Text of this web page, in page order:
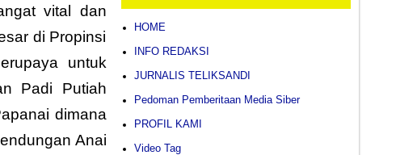
vital dan
di Propinsi
untuk
Padi Putiah
dimana
Anai
HOME
INFO REDAKSI
JURNALIS TELIKSANDI
Pedoman Pemberitaan Media Siber
PROFIL KAMI
Video Tag